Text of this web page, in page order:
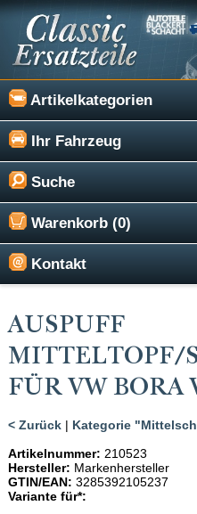
Artikelkategorien
Ihr Fahrzeug
Suche
Warenkorb (0)
Kontakt
AUSPUFF
MITTELTOPF/
FÜR VW BORA
< Zurück| Kategorie
Artikelnummer: 210523
Hersteller: Markenhersteller
GTIN/EAN: 3285392105237
Variante für*: